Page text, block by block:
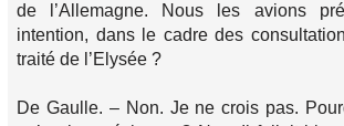
de l’Allemagne. Nous les avions
intention, dans le cadre des
traité de l’Elysée ?
De Gaulle. – Non. Je ne crois pas.